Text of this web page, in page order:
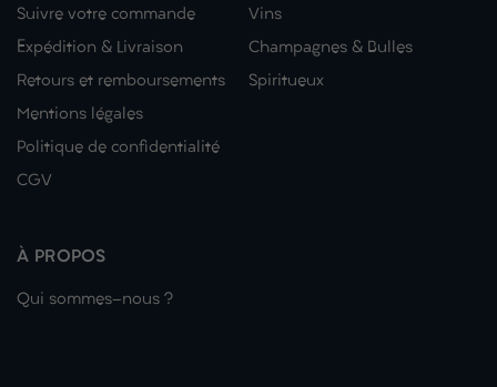
Suivre votre commande
Expédition & Livraison
Retours et remboursements
Mentions légales
Politique de confidentialité
CGV
Vins
Champagnes & Bulles
Spiritueux
À PROPOS
Qui sommes-nous ?